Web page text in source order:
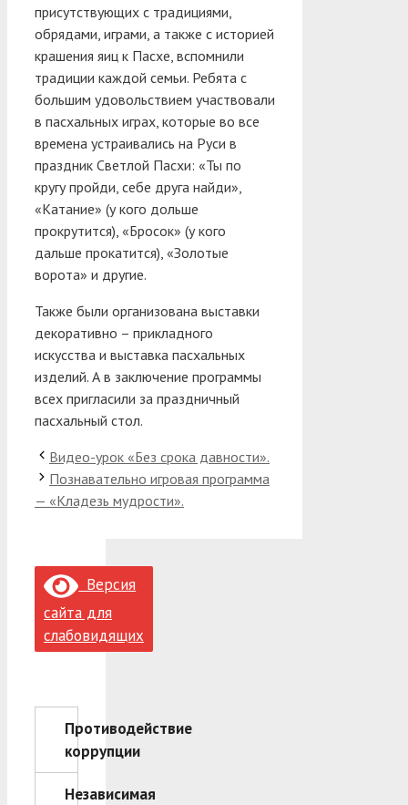
присутствующих с традициями,
обрядами, играми, а также с историей
крашения яиц к Пасхе, вспомнили
традиции каждой семьи. Ребята с
большим удовольствием участвовали
в пасхальных играх, которые во все
времена устраивались на Руси в
праздник Светлой Пасхи: «Ты по
кругу пройди, себе друга найди»,
«Катание» (у кого дольше
прокрутится), «Бросок» (у кого
дальше прокатится), «Золотые
ворота» и другие.
Также были организована выставки
декоративно – прикладного
искусства и выставка пасхальных
изделий. А в заключение программы
всех пригласили за праздничный
пасхальный стол.
Видео-урок «Без срока давности».
Познавательно игровая программа
— «Кладезь мудрости».
Версия
сайта для
слабовидящих
Противодействие
коррупции
Независимая